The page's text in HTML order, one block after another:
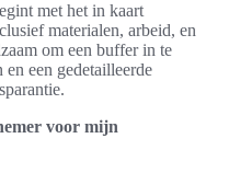
met het in kaart
materialen, arbeid, en
om een buffer in te
een gedetailleerde
voor mijn